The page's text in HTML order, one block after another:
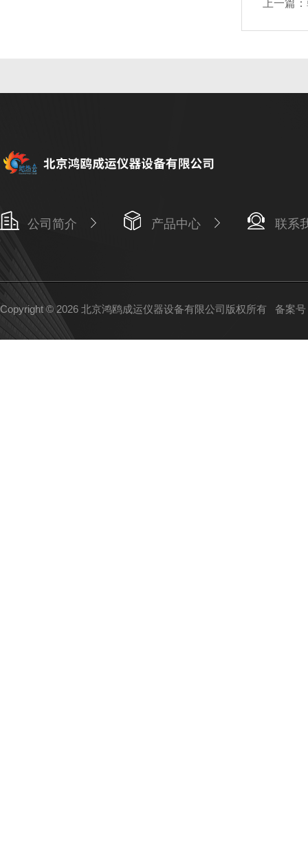
上一篇：
公司简介 产品中心 联系
Copyright © 2026 北京鸿鸥成运仪器设备有限公司版权所有 备案号